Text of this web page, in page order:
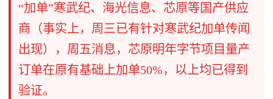
“加单”寒武纪、海光信息、芯原等国产供应
商（事实上，周三已有针对寒武纪加单传闻
出现），周五消息，芯原明年字节项目量产
订单在原有基础上加单50%，以上均已得到
验证。